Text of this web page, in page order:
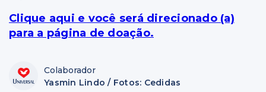
Clique aqui e você será direcionado (a)
para a página de doação.
Colaborador
Yasmin Lindo / Fotos: Cedidas